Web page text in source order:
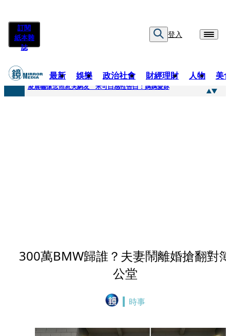
訂閱
紙本雜
誌
登入
最新 娛樂 政治社會 財經理財 人物 美
快訊
凌晨曬懷念照惹哭網友 米可白感性告白：媽媽愛妳
300萬BMW歸誰？夫妻鬧離婚搶翻對
公堂
時事